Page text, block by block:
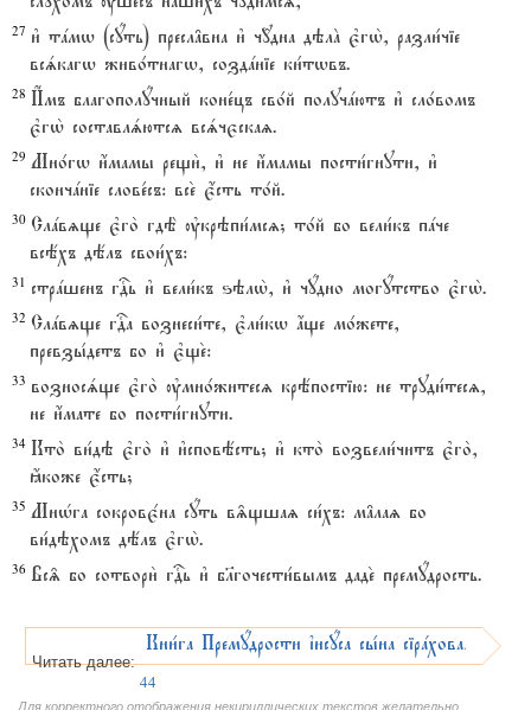
27 и3 тaмw (сyть) пресл†вна и3 ч{дна дэлA є3гw2, разли1чіе
всsкагw живо1тнагw, создaніе ки1тwвъ.
28 И$мъ благополyчный коне1цъ сво1й получaютъ и3 сло1вомъ
є3гw2 составлsютсz всsчєскаz.
29 Мно1гw и4мамы рещи2, и3 не и4мамы пости1гнути, и3
скончaніе слове1съ: все2 є4сть то1й.
30 Слaвzще є3го2 гдЁ ўкрэпи1мсz; то1й бо вели1къ пaче
всёхъ дёлъ свои1хъ:
31 стрaшенъ гDь и3 вели1къ ѕэлw2, и3 чyдно могyтство є3гw2.
32 Слaвzще гDа вознеси1те, є3ли1кw ѓще мо1жете,
превзы1детъ бо и3 є3ще2:
33 возносsще є3го2 ўмно1житесz крёпостію: не труди1тесz,
не и4мате бо пости1гнути.
34 Кто2 ви1дэ є3го2 и3 и3сповёсть; и3 кто2 возвели1читъ є3го2,
ћкоже є4сть;
35 МнHга сокровє1на сyть в‰щшаz си1хъ: м†лаz бо
ви1дэхомъ дёлъ є3гw2.
36 Вс‰ бо сотвори2 гDь и3 бlгочести1вымъ даде2 премyдрость.
Читать далее:
Кни1га Премyдрости їисyса сы1на сірaхова, ГлавA
44
Для корректного отображения некириллических текстов желательно